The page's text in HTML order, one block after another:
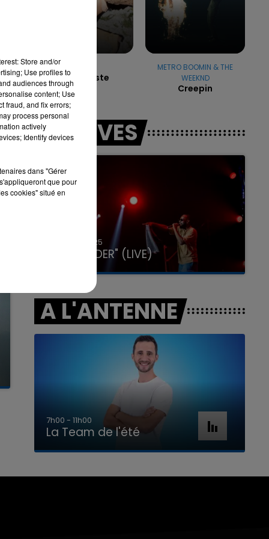
7h00 - 11h00
LA TEAM DE L'ÉTÉ
Sur La Piste
METRO BOOMIN & THE
WEEKND
Creepin
LES LIVES
31 janvier 2025
GIMS "SPIDER" (LIVE)
A L'ANTENNE
7h00 - 11h00
La Team de l'été
Store and/or
Use profiles to
audiences through
content; Use
fraud, and fix errors;
process personal
actively
Identify devices
dans "Gérer
que pour
cookies" situé en